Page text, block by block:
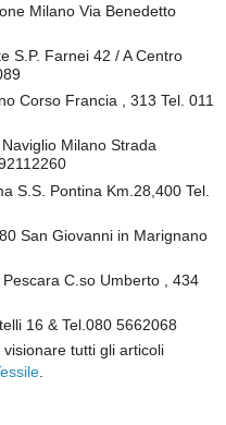
Milano Via Benedetto
S.P. Farnei 42 / A Centro
Corso Francia , 313 Tel. 011
Milano Strada
S.S. Pontina Km.28,400 Tel.
San Giovanni in Marignano
C.so Umberto , 434
16 & Tel.080 5662068
tutti gli articoli